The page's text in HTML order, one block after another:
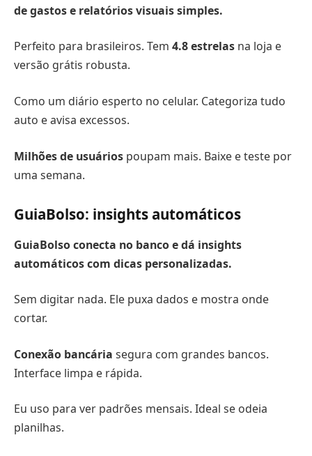
de gastos e relatórios visuais simples.
Perfeito para brasileiros. Tem 4.8 estrelas na loja e
versão grátis robusta.
Como um diário esperto no celular. Categoriza tudo
auto e avisa excessos.
Milhões de usuários poupam mais. Baixe e teste por
uma semana.
GuiaBolso: insights automáticos
GuiaBolso conecta no banco e dá insights
automáticos com dicas personalizadas.
Sem digitar nada. Ele puxa dados e mostra onde
cortar.
Conexão bancária segura com grandes bancos.
Interface limpa e rápida.
Eu uso para ver padrões mensais. Ideal se odeia
planilhas.